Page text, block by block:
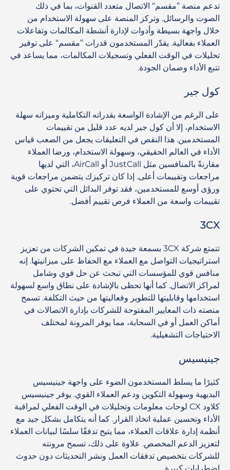
تدعم منصة ”مقسم“ الاتصال متعدد القنوات، بما في ذلك
الصوت والرسائل. وتركز المنصة على سهولة الاستخدام من
خلال واجهة بسيطة وأدوات لإدارة أنشطة المكالمات وتفاعلات
العملاء بفعالية. يقدّر المستخدمون قدرات ”مقسم“ على توفير
تحليلات في الوقت الفعلي وتسجيلات المكالمات، مما يساعد في
تتبع الأداء وضمان الجودة.
كول جير
على الرغم من الإشادة الواسعة بقدراته التكاملية وميزاته سهلة
الاستخدام، إلا أن كول جير لديه عدد قليل من تقييمات
المستخدمين. هذا النقص في التعليقات يجعل من الصعب قياس
الأداء في العالم الحقيقي، وسهولة الاستخدام، ورضا العملاء
مقارنةً بالمنافسين مثل JustCall أو AirCall، التي لديها
مراجعات وتقييمات أعلى. إذا كان تركيزك يتضمن مراجعات قوية
ورؤى أوسع للمستخدمين، فقد توفر البدائل التي تحتوي على
تقييمات واسعة من العملاء فرص تقييم أفضل.
3CX
تتمتع شركة 3CX بسمعة جيدة في تمكين الشركات من تعزيز
استراتيجيات التواصل مع العملاء مع الحفاظ على ميزانيتها. إنه
منافس قوي للمؤسسات التي تبحث عن حل قوي وشامل
لمراكز الاتصال. كما أنها تحظى بالإشادة على نطاق واسع لسهولة
استخدامها وقابليتها للتطوير وفعاليتها من حيث التكلفة. تسمح
منصته ذات المعايير المفتوحة للشركات بإدارة الاتصالات في
أماكن العمل أو في السحابة، مما يوفر المرونة لمختلف
الاحتياجات التشغيلية.
جينيسيس
كثيرًا ما يسلط المستخدمون الضوء على واجهة جينيسيس
البديهية وسهولة التكوين ودعم العملاء القوي. يوفر جينيسيس
كلاود CX لوحات معلومات وتحليلات في الوقت الفعلي لمراقبة
الأداء وتحسين عملية اتخاذ القرار. كما أنه يتكامل بشكل جيد مع
أنظمة إدارة علاقات العملاء، مما يتيح تدفقًا سلسًا لبيانات العملاء
لتعزيز الدعم المخصص. علاوة على ذلك، تسمح مرونته
للشركات بتخصيص تدفقات العمل ونشر التحديثات دون حدوث